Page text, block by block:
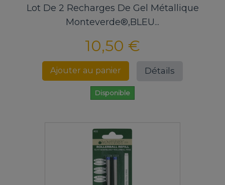
Lot De 2 Recharges De Gel Métallique
Monteverde®,BLEU...
10,50 €
Ajouter au panier Détails
Disponible